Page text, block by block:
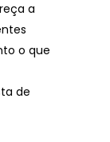
a
o que
de